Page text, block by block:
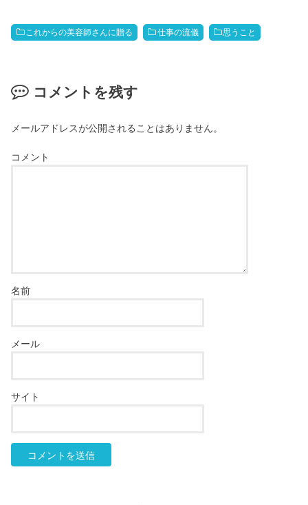
これからの美容師さんに贈る 仕事の流儀 思うこと
コメントを残す
メールアドレスが公開されることはありません。
コメント
名前
メール
サイト